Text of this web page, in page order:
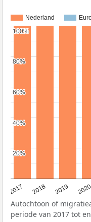
Nederland
2017 2018 2019 2020
20%
20%
40%
40%
60%
60%
80%
80%
100%
100%
Autochtoon of
periode van 2017 tot